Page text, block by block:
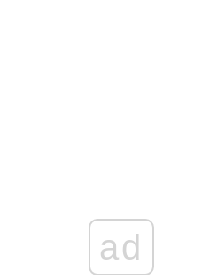
ad